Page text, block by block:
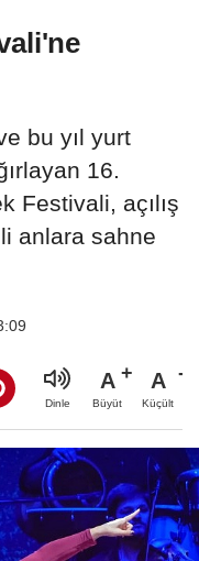
bu yıl yurt
16.
Festivali, açılış
anlara sahne
Dinle
A
Büyüt
A
Küçült